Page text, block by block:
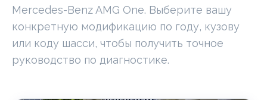
Mercedes-Benz AMG One. Выберите вашу
конкретную модификацию по году, кузову
или коду шасси, чтобы получить точное
руководство по диагностике.